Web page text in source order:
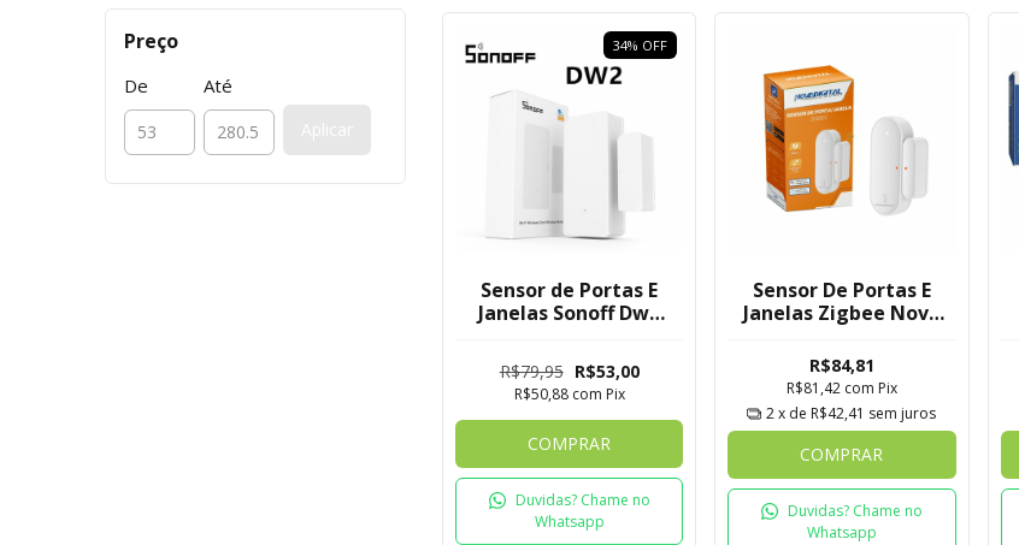
Preço
De Até
Aplicar
34% OFF
Sensor de Portas E
Janelas Sonoff Dw2
R$79,95 R$53,00
R$50,88 com Pix
COMPRAR
Duvidas? Chame no
Whatsapp
Sensor De Portas E
Janelas Zigbee Nova
R$84,81
R$81,42 com Pix
2x de R$42,41 sem juros
COMPRAR
Duvidas? Chame no
Whatsapp